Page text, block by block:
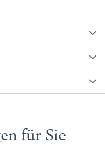
für Sie